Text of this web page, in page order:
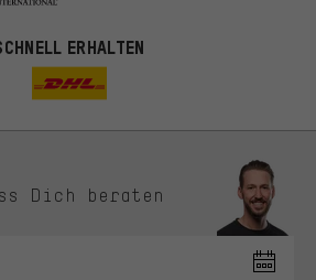
ERHALTEN
Dich beraten
zufälliger Werbung, genauer passende
Diese Cookies helfen uns, Deine Interessen